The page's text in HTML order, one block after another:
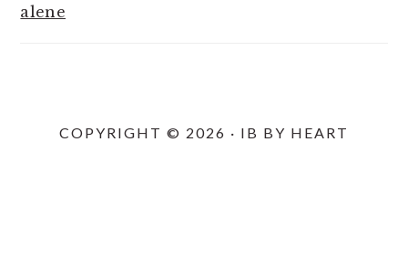
alene
COPYRIGHT © 2026 · IB BY HEART